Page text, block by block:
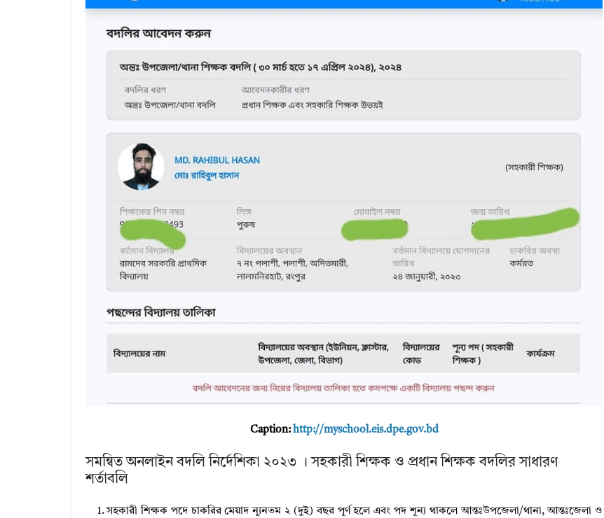
Caption:http://myschool.eis.dpe.gov.bd
সমন্বিত অনলাইন বদলি নির্দেশিকা ২০২৩ । সহকারী শিক্ষক ও প্রধান শিক্ষক বদলির সাধারণ
শর্তাবলি
সহকারী শিক্ষক পদে চাকরির মেয়াদ ন্যূনতম ২ (দুই) বছর পূর্ণ হলে এবং পদ শূন্য থাকলে আন্তঃউপজেলা/থানা, আন্তঃজেলা ও